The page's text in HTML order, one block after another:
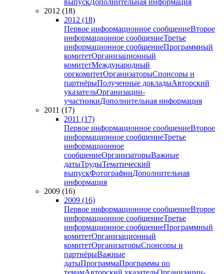
выпускДополнительная информация
2012 (18)
2012 (18)
Первое информационное сообщениеВторое
информационное сообщениеТретье
информационное сообщениеПрограммный
комитетОрганизационный
комитетМеждународный
оргкомитетОрганизаторыСпонсоры и
партнёрыПолученные докладыАвторский
указательОрганизации-
участникиДополнительная информация
2011 (17)
2011 (17)
Первое информационное сообщениеВторое
информационное сообщениеТретье
информационное
сообщениеОрганизаторыВажные
датыТрудыТематический
выпускФотографииДополнительная
информация
2009 (16)
2009 (16)
Первое информационное сообщениеВторое
информационное сообщениеТретье
информационное сообщениеПрограммный
комитетОрганизационный
комитетОрганизаторыСпонсоры и
партнёрыВажные
датыПрограммаПрограммы по
темамАвторский указательОрганизации-